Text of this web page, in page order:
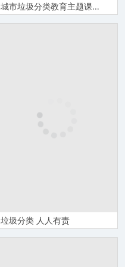
城市垃圾分类教育主题课件PPT
垃圾分类 人人有责